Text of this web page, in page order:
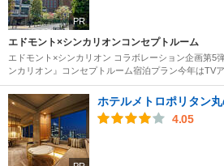
PR
エドモント×シンカリオンコンセプトルーム
エドモント×シンカリオン コラボレーション企画第5
ンカリオン』コンセプトルーム宿泊プラン今年はTVア
ホテルメトロポリタン
4.05